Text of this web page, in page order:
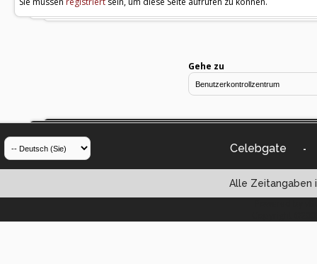
Gehe zu
Celebgate -
Alle Zeitangaben